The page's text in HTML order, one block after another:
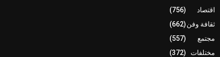
اقتصاد
(756)
ثقافة وفن(662)
مجتمع
(557)
مختلفات
(372)